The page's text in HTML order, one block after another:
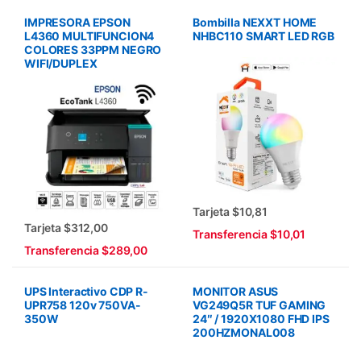
IMPRESORA EPSON
L4360 MULTIFUNCION4
COLORES 33PPM NEGRO
WIFI/DUPLEX
Tarjeta $312,00
Transferencia $289,00
Bombilla NEXXT HOME
NHBC110 SMART LED RGB
Tarjeta $10,81
Transferencia $10,01
UPS Interactivo CDP R-
UPR758 120v 750VA-
350W
MONITOR ASUS
VG249Q5R TUF GAMING
24″ / 1920X1080 FHD IPS
200HZMONAL008